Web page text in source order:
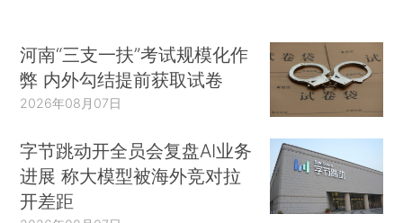
河南“三支一扶”考试规模化作
弊 内外勾结提前获取试卷
2026年08月07日
字节跳动开全员会复盘AI业务
进展 称大模型被海外竞对拉
开差距